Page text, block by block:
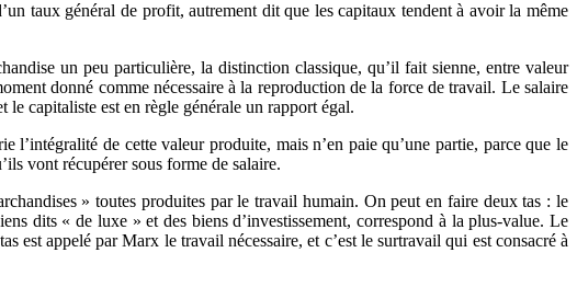
taux général de profit, autrement dit que les capitaux tendent à avoir la même
un peu particulière, la distinction classique, qu’il fait sienne, entre valeur
donné comme nécessaire à la reproduction de la force de travail. Le salaire
capitaliste est en règle générale un rapport égal.
l’intégralité de cette valeur produite, mais n’en paie qu’une partie, parce que le
vont récupérer sous forme de salaire.
» toutes produites par le travail humain. On peut en faire deux tas : le
dits « de luxe » et des biens d’investissement, correspond à la plus-value. Le
est appelé par Marx le travail nécessaire, et c’est le surtravail qui est consacré à